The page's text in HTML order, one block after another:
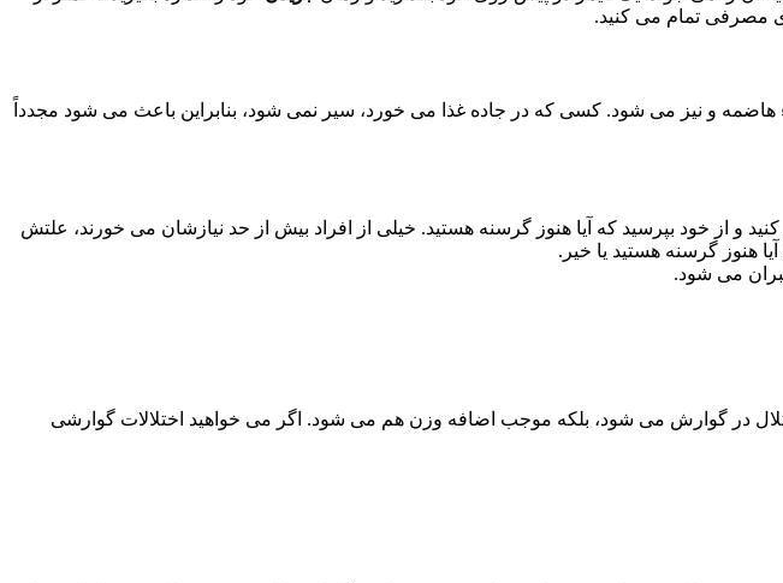
هاضمه و نیز می شود. کسی که در جاده غذا می خورد، سیر نمی شود، بنابراین باعث می شود مجدداً
و از خود بپرسید که آیا هنوز گرسنه هستید. خیلی از افراد بیش از حد نیازشان می خورند، علتش
هنوز گرسنه هستید یا خیر.
می شود.
در گوارش می شود، بلکه موجب اضافه وزن هم می شود. اگر می خواهید اختلالات گوارشی